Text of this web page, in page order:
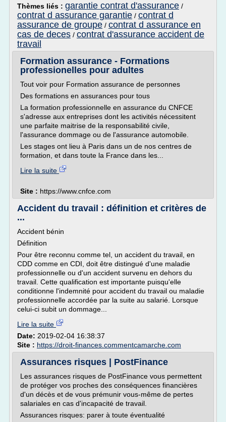
Thèmes liés : garantie contrat d'assurance /
contrat d assurance garantie / contrat d
assurance de groupe / contrat d assurance en
cas de deces / contrat d'assurance accident de
travail
Formation assurance - Formations
professionelles pour adultes
Tout voir pour Formation assurance de personnes
Des formations en assurances pour tous
La formation professionnelle en assurance du CNFCE
s'adresse aux entreprises dont les activités nécessitent
une parfaite maitrise de la responsabilité civile,
l'assurance dommage ou de l'assurance automobile.
Les stages ont lieu à Paris dans un de nos centres de
formation, et dans toute la France dans les...
Lire la suite
Site : https://www.cnfce.com
Accident du travail : définition et critères de
...
Accident bénin
Définition
Pour être reconnu comme tel, un accident du travail, en
CDD comme en CDI, doit être distingué d'une maladie
professionnelle ou d'un accident survenu en dehors du
travail. Cette qualification est importante puisqu'elle
conditionne l'indemnité pour accident du travail ou maladie
professionnelle accordée par la suite au salarié. Lorsque
celui-ci subit un dommage...
Lire la suite
Date: 2019-02-04 16:38:37
Site : https://droit-finances.commentcamarche.com
Assurances risques | PostFinance
Les assurances risques de PostFinance vous permettent
de protéger vos proches des conséquences financières
d'un décès et de vous prémunir vous-même de pertes
salariales en cas d'incapacité de travail.
Assurances risques: parer à toute éventualité